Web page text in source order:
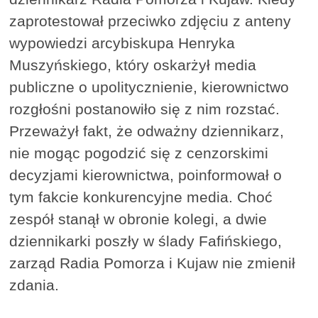
zaprotestował przeciwko zdjęciu z anteny
wypowiedzi arcybiskupa Henryka
Muszyńskiego, który oskarżył media
publiczne o upolitycznienie, kierownictwo
rozgłośni postanowiło się z nim rozstać.
Przeważył fakt, że odważny dziennikarz,
nie mogąc pogodzić się z cenzorskimi
decyzjami kierownictwa, poinformował o
tym fakcie konkurencyjne media. Choć
zespół stanął w obronie kolegi, a dwie
dziennikarki poszły w ślady Fafińskiego,
zarząd Radia Pomorza i Kujaw nie zmienił
zdania.